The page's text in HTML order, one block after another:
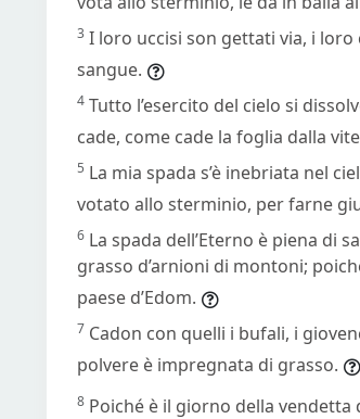
3 I loro uccisi son gettati via, i
sangue.
4 Tutto l’esercito del cielo si
cade, come cade la foglia dalla
5 La mia spada s’è inebriata nel
votato allo sterminio, per farne
6 La spada dell’Eterno è piena di
grasso d’arnioni di montoni;
paese d’Edom.
7 Cadon con quelli i bufali, i
polvere è impregnata di grasso.
8 Poiché è il giorno della vendetta